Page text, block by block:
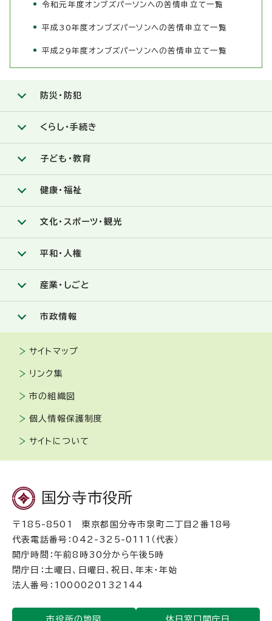
令和元年度オンブズパーソンへの苦情申立て一覧
平成30年度オンブズパーソンへの苦情申立て一覧
平成29年度オンブズパーソンへの苦情申立て一覧
防災・防犯
くらし・手続き
子ども・教育
健康・福祉
文化・スポーツ・観光
平和・人権
産業・しごと
市政情報
サイトマップ
リンク集
市の組織図
個人情報保護制度
サイトについて
国分寺市役所
〒185-8501 東京都国分寺市泉町二丁目2番18号
代表電話番号：042-325-0111（代表）
開庁時間：午前8時30分から午後5時
閉庁日：土曜日、日曜日、祝日、年末・年始
法人番号：1000020132144
市役所の地図 休日窓口開庁日